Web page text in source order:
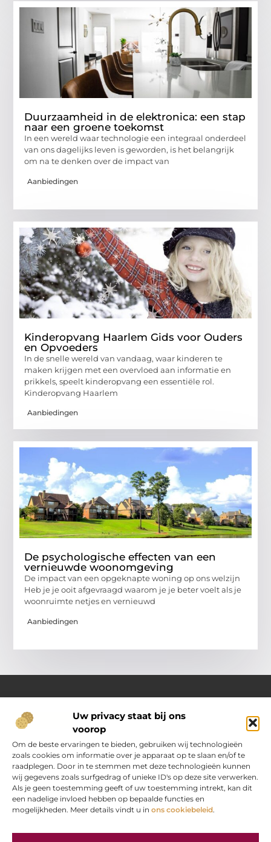
Uw privacy staat bij ons
voorop
Om de beste ervaringen te bieden, gebruiken wij technologieën
zoals cookies om informatie over je apparaat op te slaan en/of te
raadplegen. Door in te stemmen met deze technologieën kunnen
wij gegevens zoals surfgedrag of unieke ID's op deze site verwerken.
Als je geen toestemming geeft of uw toestemming intrekt, kan dit
een nadelige invloed hebben op bepaalde functies en
mogelijkheden. Meer details vindt u in ons cookiebeleid.
Duurzaamheid in de elektronica: een stap
naar een groene toekomst
In een wereld waar technologie een integraal onderdeel
van ons dagelijks leven is geworden, is het belangrijk
om na te denken over de impact van
Aanbiedingen
Kinderopvang Haarlem Gids voor Ouders
en Opvoeders
In de snelle wereld van vandaag, waar kinderen te
maken krijgen met een overvloed aan informatie en
prikkels, speelt kinderopvang een essentiële rol.
Kinderopvang Haarlem
Aanbiedingen
De psychologische effecten van een
vernieuwde woonomgeving
De impact van een opgeknapte woning op ons welzijn
Heb je je ooit afgevraagd waarom je je beter voelt als je
woonruimte netjes en vernieuwd
Aanbiedingen
Over Oranje-web.nl
Dé plek voor praktische inzichten en dagelijkse inspiratie
Verken een gevarieerd aanbod aan artikelen en blogs
boordevol handige tips, slimme ideeën en verrassende
inzichten. Alles om jouw dagelijks leven nét wat eenvoudiger
en leuker te maken.
Main Links
Bericht categorie